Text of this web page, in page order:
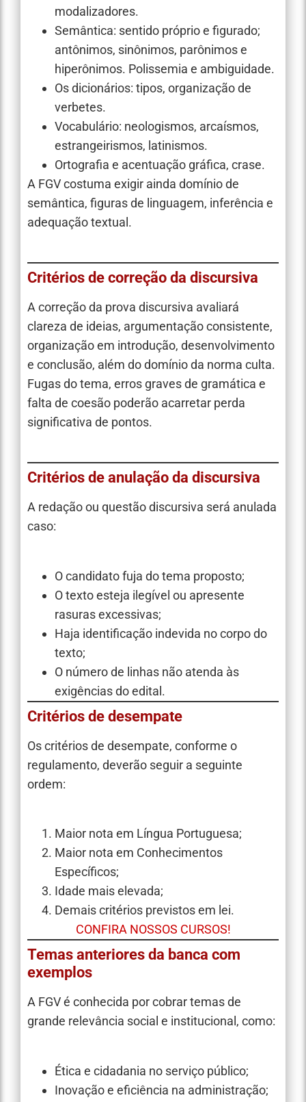
modalizadores.
Semântica: sentido próprio e figurado;
antônimos, sinônimos, parônimos e
hiperônimos. Polissemia e ambiguidade.
Os dicionários: tipos, organização de
verbetes.
Vocabulário: neologismos, arcaísmos,
estrangeirismos, latinismos.
Ortografia e acentuação gráfica, crase.
A FGV costuma exigir ainda domínio de
semântica, figuras de linguagem, inferência e
adequação textual.
Critérios de correção da discursiva
A correção da prova discursiva avaliará
clareza de ideias, argumentação consistente,
organização em introdução, desenvolvimento
e conclusão, além do domínio da norma culta.
Fugas do tema, erros graves de gramática e
falta de coesão poderão acarretar perda
significativa de pontos.
Critérios de anulação da discursiva
A redação ou questão discursiva será anulada
caso:
O candidato fuja do tema proposto;
O texto esteja ilegível ou apresente
rasuras excessivas;
Haja identificação indevida no corpo do
texto;
O número de linhas não atenda às
exigências do edital.
Critérios de desempate
Os critérios de desempate, conforme o
regulamento, deverão seguir a seguinte
ordem:
Maior nota em Língua Portuguesa;
Maior nota em Conhecimentos
Específicos;
Idade mais elevada;
Demais critérios previstos em lei.
CONFIRA NOSSOS CURSOS!
Temas anteriores da banca com
exemplos
A FGV é conhecida por cobrar temas de
grande relevância social e institucional, como:
Ética e cidadania no serviço público;
Inovação e eficiência na administração;